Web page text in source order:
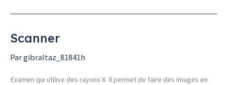
Scanner
Pargibraltaz_81841h
Examen qui utilise des rayons X. Il permet de faire des images en
Scanner